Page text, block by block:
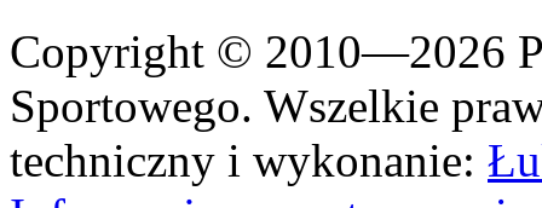
Copyright © 2010—2026
Sportowego. Wszelkie
techniczny i wykonanie: